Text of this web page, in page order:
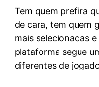
Tem quem prefira
de cara, tem quem
mais selecionadas
plataforma segue
diferentes de